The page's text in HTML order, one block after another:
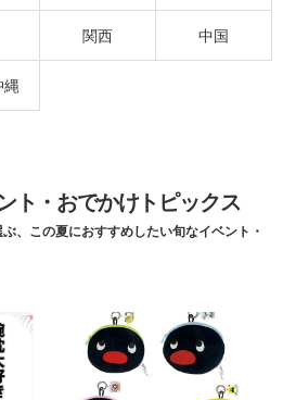
関西 中国
縄
ト・おでかけトピックス
、この夏におすすめしたい旬なイベント・